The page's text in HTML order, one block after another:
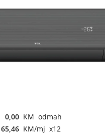
0,00 KM odmah
65,46 KM/mj x12